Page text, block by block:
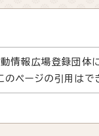
動情報広場登録団体
ページの引用はで